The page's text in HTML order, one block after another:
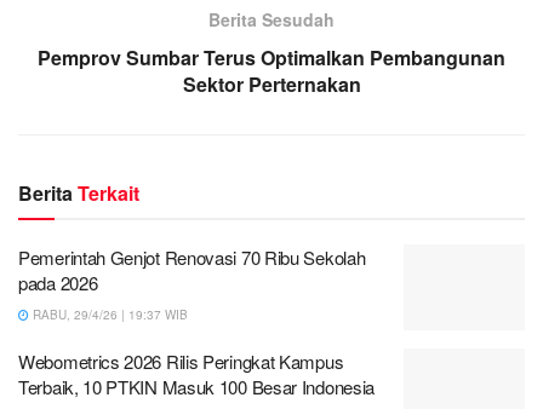
Berita Sesudah
Pemprov Sumbar Terus Optimalkan Pembangunan
Sektor Perternakan
BeritaTerkait
Pemerintah Genjot Renovasi 70 Ribu Sekolah
pada 2026
RABU, 29/4/26 | 19:37 WIB
Webometrics 2026 Rilis Peringkat Kampus
Terbaik, 10 PTKIN Masuk 100 Besar Indonesia